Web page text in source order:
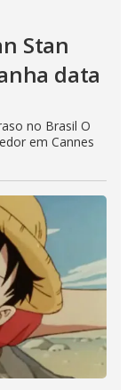
Stan
data
no Brasil O
em Cannes